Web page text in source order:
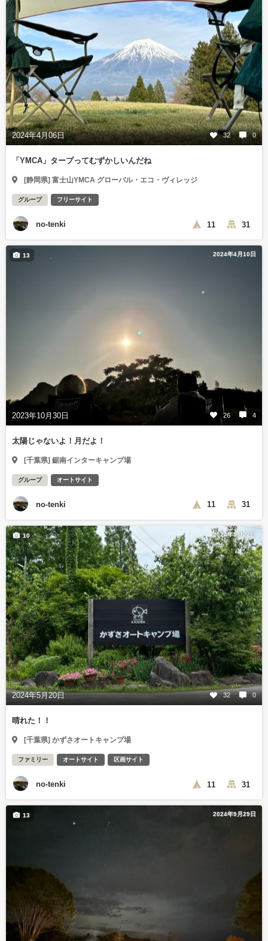
2024年4月06日 32 0
「YMCA」タープってむずかしいんだね
[静岡県] 富士山YMCA グローバル・エコ・ヴィレッジ
グループ フリーサイト
no-tenki 11 31
2024年4月10日
2023年10月30日 26 4
13
太陽じゃないよ！月だよ！
[千葉県] 鋸南インターキャンプ場
グループ オートサイト
no-tenki 11 31
2024年5月22日
2024年5月20日 32 0
10
晴れた！！
[千葉県] かずさオートキャンプ場
ファミリー オートサイト 区画サイト
no-tenki 11 31
2024年9月29日
13